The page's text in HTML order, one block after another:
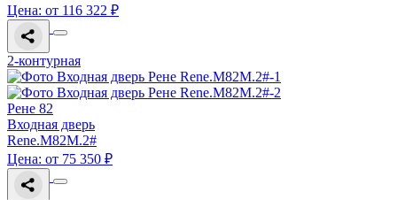
Цена: от 116 322 ₽
2-контурная
Рене 82
Входная дверь
Rene.M82M.2#
Цена: от 75 350 ₽